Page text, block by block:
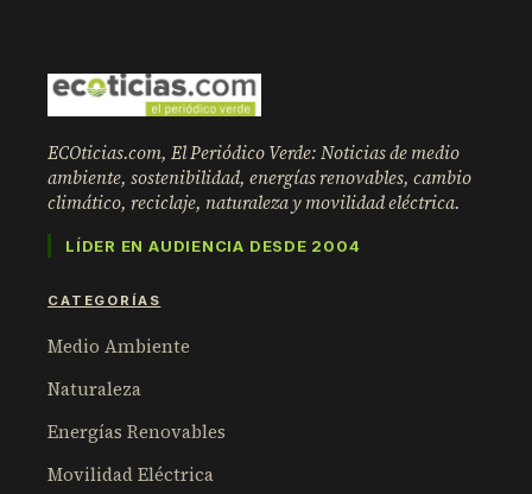
ECOticias.com, El Periódico Verde: Noticias de medio
ambiente, sostenibilidad, energías renovables, cambio
climático, reciclaje, naturaleza y movilidad eléctrica.
LÍDER EN AUDIENCIA DESDE 2004
CATEGORÍAS
Medio Ambiente
Naturaleza
Energías Renovables
Movilidad Eléctrica